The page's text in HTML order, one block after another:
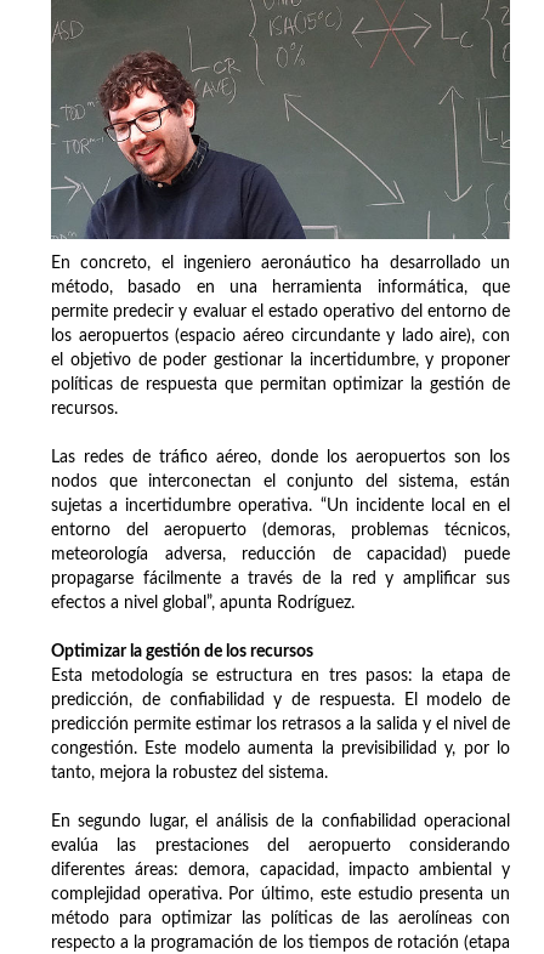
En concreto, el ingeniero aeronáutico ha desarrollado un
método, basado en una herramienta informática, que
permite predecir y evaluar el estado operativo del entorno de
los aeropuertos (espacio aéreo circundante y lado aire), con
el objetivo de poder gestionar la incertidumbre, y proponer
políticas de respuesta que permitan optimizar la gestión de
recursos.
Las redes de tráfico aéreo, donde los aeropuertos son los
nodos que interconectan el conjunto del sistema, están
sujetas a incertidumbre operativa. “Un incidente local en el
entorno del aeropuerto (demoras, problemas técnicos,
meteorología adversa, reducción de capacidad) puede
propagarse fácilmente a través de la red y amplificar sus
efectos a nivel global”, apunta Rodríguez.
Optimizar la gestión de los recursos
Esta metodología se estructura en tres pasos: la etapa de
predicción, de confiabilidad y de respuesta. El modelo de
predicción permite estimar los retrasos a la salida y el nivel de
congestión. Este modelo aumenta la previsibilidad y, por lo
tanto, mejora la robustez del sistema.
En segundo lugar, el análisis de la confiabilidad operacional
evalúa las prestaciones del aeropuerto considerando
diferentes áreas: demora, capacidad, impacto ambiental y
complejidad operativa. Por último, este estudio presenta un
método para optimizar las políticas de las aerolíneas con
respecto a la programación de los tiempos de rotación (etapa